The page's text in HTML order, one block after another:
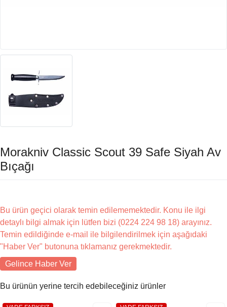
Morakniv Classic Scout 39 Safe Siyah Av
Bıçağı
Bu ürün geçici olarak temin edilememektedir. Konu ile ilgi
detaylı bilgi almak için lütfen bizi (0224 224 98 18) arayınız.
Temin edildiğinde e-mail ile bilgilendirilmek için aşağıdaki
"Haber Ver" butonuna tıklamanız gerekmektedir.
Gelince Haber Ver
Bu ürünün yerine tercih edebileceğiniz ürünler